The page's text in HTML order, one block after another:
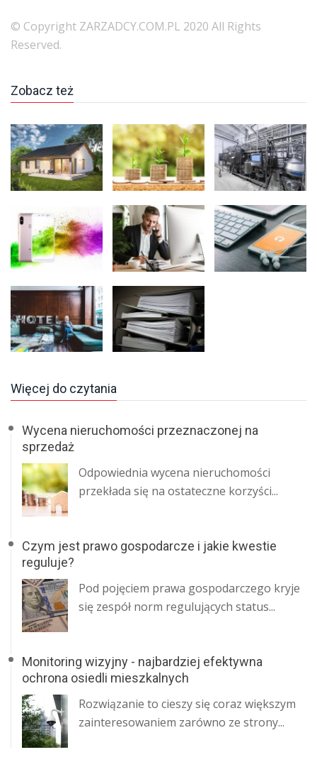
© Copyright ZARZADCY.COM.PL 2020 All Rights
Reserved.
Zobacz też
Więcej do czytania
Wycena nieruchomości przeznaczonej na
sprzedaż
​ Odpowiednia wycena nieruchomości
przekłada się na ostateczne korzyści...
Czym jest prawo gospodarcze i jakie kwestie
reguluje?
Pod pojęciem prawa gospodarczego kryje
się zespół norm regulujących status...
Monitoring wizyjny - najbardziej efektywna
ochrona osiedli mieszkalnych
​ Rozwiązanie to cieszy się coraz większym
zainteresowaniem zarówno ze strony...